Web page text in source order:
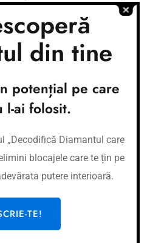
pași spre
din tine
potențial pe care
l-ai folosit.
„Decodifică Diamantul care
blocajele care te țin pe
putere interioară.
TE!